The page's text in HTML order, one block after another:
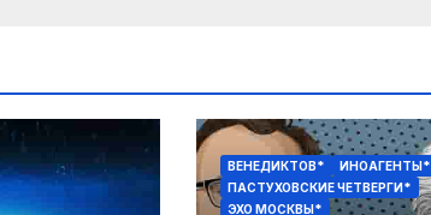
ВЕНЕДИКТОВ*
ИНОАГЕНТЫ*
ПАСТУХОВСКИЕ ЧЕТВЕРГИ*
ЭХО МОСКВЫ*